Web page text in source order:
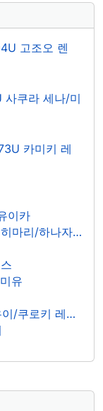
고조오 렌
사쿠라 세나/미
카미키 레
이카
하나자와 히마리
유
로키 레이나